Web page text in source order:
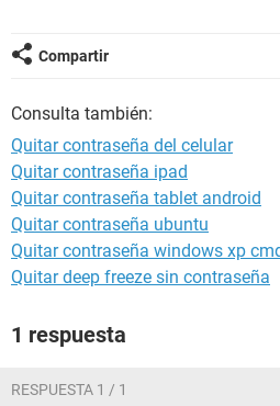
Compartir
Consulta también:
Quitar contraseña del celular
Quitar contraseña ipad
Quitar contraseña tablet android
Quitar contraseña ubuntu
Quitar contraseña windows xp
Quitar deep freeze sin contraseña
1 respuesta
RESPUESTA 1 / 1